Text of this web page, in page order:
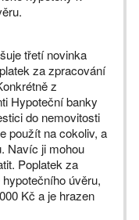
třetí novinka
za zpracování
z
Hypoteční banky
do nemovitosti
použít na cokoliv, a
Navíc ji mohou
Poplatek za
úvěru,
Kč a je hrazen